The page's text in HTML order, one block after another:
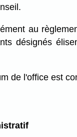
au
désignés
de l'office est